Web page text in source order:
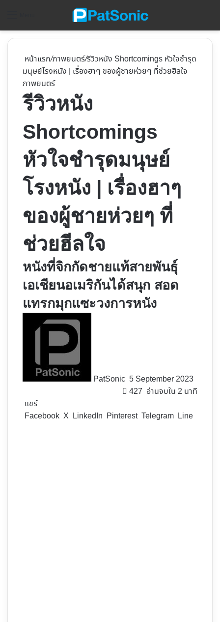
หน้าแรก/ภาพยนตร์/รีวิวหนัง Shortcomings หัวใจชำรุด
มนุษย์โรงหนัง | เรื่องฮาๆ ของผู้ชายห่วยๆ ที่ช่วยฮีลใจ
ภาพยนตร์
รีวิวหนัง
Shortcomings
หัวใจชำรุดมนุษย์
โรงหนัง | เรื่องฮาๆ
ของผู้ชายห่วยๆ ที่
ช่วยฮีลใจ
หนังที่จิกกัดชายแท้สายพันธุ์
เอเชียนอเมริกันได้สนุก สอด
แทรกมุกแซะวงการหนัง
PatSonic 5 September 2023
427 อ่านจบใน 2 นาที
แชร์
Facebook X LinkedIn Pinterest Telegram Line